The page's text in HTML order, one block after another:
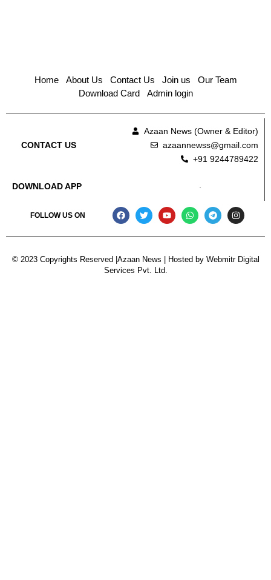
Home About Us Contact Us Join us
Our Team
Download Card
Admin login
CONTACT US
Azaan News (Owner & Editor)
azaannewss@gmail.com
+91 9244789422
DOWNLOAD APP
FOLLOW US ON
© 2023 Copyrights Reserved |Azaan News | Hosted by Webmitr Digital
Services Pvt. Ltd.